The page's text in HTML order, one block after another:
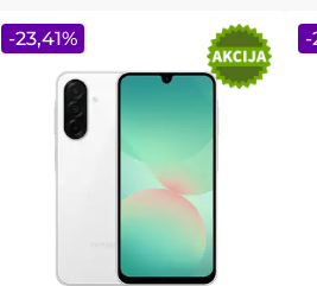
-23,41% -